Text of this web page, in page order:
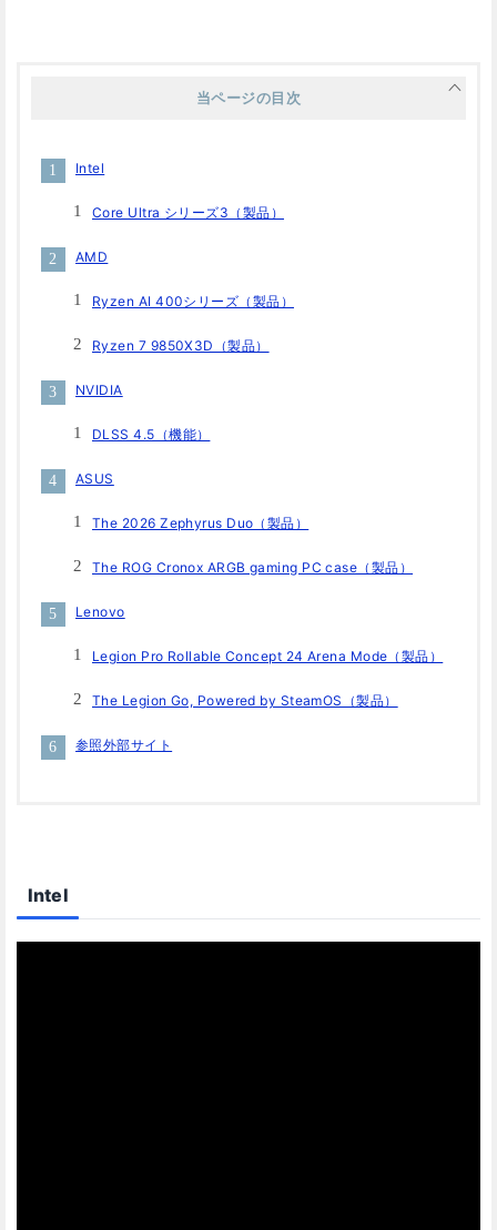
当ページの目次
Intel
Core Ultra シリーズ3（製品）
AMD
Ryzen AI 400シリーズ（製品）
Ryzen 7 9850X3D（製品）
NVIDIA
DLSS 4.5（機能）
ASUS
The 2026 Zephyrus Duo（製品）
The ROG Cronox ARGB gaming PC case（製品）
Lenovo
Legion Pro Rollable Concept 24 Arena Mode（製品）
The Legion Go, Powered by SteamOS（製品）
参照外部サイト
Intel